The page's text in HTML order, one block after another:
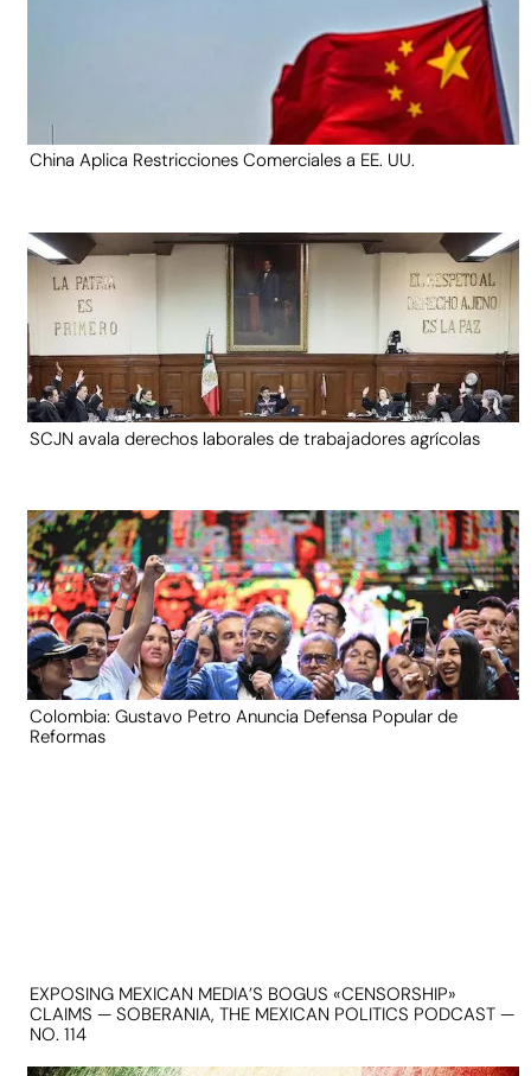
China Aplica Restricciones Comerciales a EE. UU.
SCJN avala derechos laborales de trabajadores agrícolas
Colombia: Gustavo Petro Anuncia Defensa Popular de
Reformas
EXPOSING MEXICAN MEDIA’S BOGUS «CENSORSHIP»
CLAIMS — SOBERANIA, THE MEXICAN POLITICS PODCAST —
NO. 114